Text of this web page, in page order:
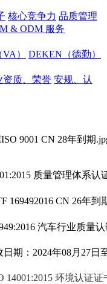
核心竞争力 品质管理
& ODM 服务
）
DEKEN（德勤）
资质、荣誉 安规、认
质量管理体系认
汽车行业质量
14001 :2015环境认证证